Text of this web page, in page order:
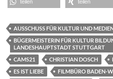
teilen teilen
AUSSCHUSS FÜR KULTUR UND
BÜGERMEISTERIN FÜR KULTUR
LANDESHAUPTSTADT STUTTGART
CAMS21
CHRISTIAN DOSCH
ES IST LIEBE
FILMBÜRO BADEN-